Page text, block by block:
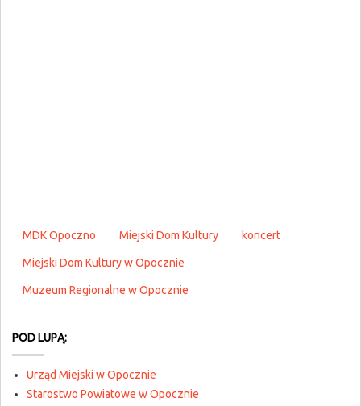
MDK Opoczno Miejski Dom Kultury koncert
Miejski Dom Kultury w Opocznie
Muzeum Regionalne w Opocznie
POD LUPĄ:
Urząd Miejski w Opocznie
Starostwo Powiatowe w Opocznie